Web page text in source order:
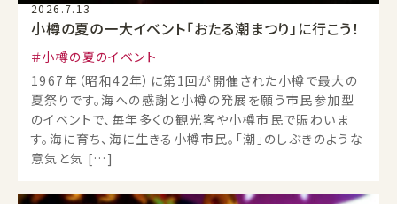
2026.7.13
小樽の夏の一大イベント「おたる潮まつり」に行こう！
小樽の夏のイベント
1967年（昭和42年）に第1回が開催された小樽で最大の
夏祭りです。海への感謝と小樽の発展を願う市民参加型
のイベントで、毎年多くの観光客や小樽市民で賑わいま
す。海に育ち、海に生きる小樽市民。「潮」のしぶきのような
意気と気 […]